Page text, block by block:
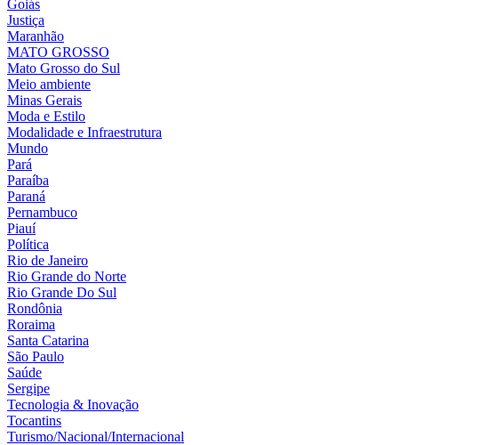
Goiás
Justiça
Maranhão
MATO GROSSO
Mato Grosso do Sul
Meio ambiente
Minas Gerais
Moda e Estilo
Modalidade e Infraestrutura
Mundo
Pará
Paraíba
Paraná
Pernambuco
Piauí
Política
Rio de Janeiro
Rio Grande do Norte
Rio Grande Do Sul
Rondônia
Roraima
Santa Catarina
São Paulo
Saúde
Sergipe
Tecnologia & Inovação
Tocantins
Turismo/Nacional/Internacional